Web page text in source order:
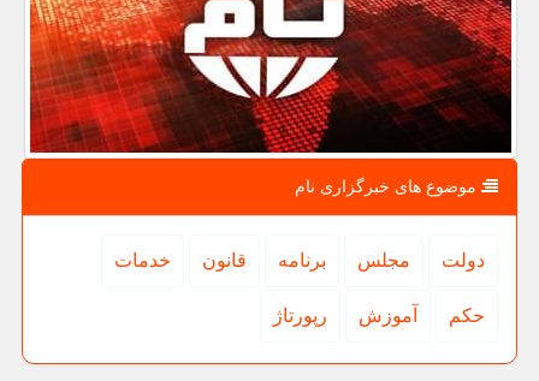
موضوع های خبرگزاری نام
دولت مجلس برنامه قانون خدمات
حكم آموزش رپورتاژ